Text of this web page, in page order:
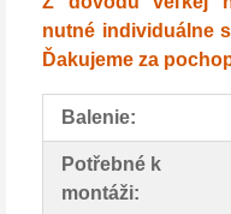
nutné individuálne
Ďakujeme za
Balenie:
Potřebné k
montáži: